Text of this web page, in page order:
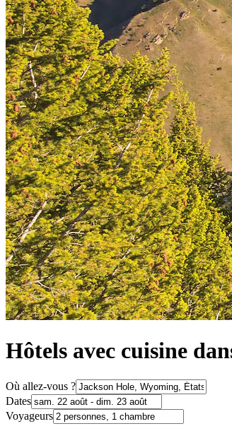
Hôtels avec cuisine
Où allez-vous ?
Dates
Voyageurs